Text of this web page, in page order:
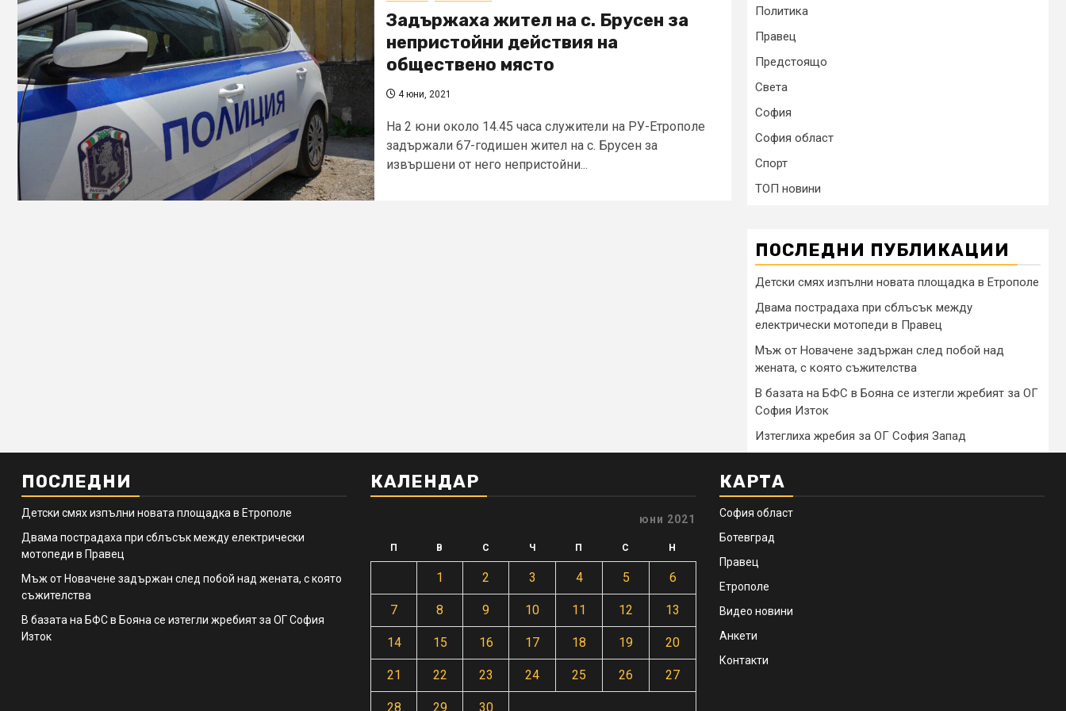
Задържаха жител на с. Брусен за
непристойни действия на
обществено място
4 юни, 2021
На 2 юни около 14.45 часа служители на РУ-Етрополе
задържали 67-годишен жител на с. Брусен за
извършени от него непристойни...
Политика
Правец
Предстоящо
Света
София
София област
Спорт
ТОП новини
ПОСЛЕДНИ ПУБЛИКАЦИИ
Детски смях изпълни новата площадка в Етрополе
Двама пострадаха при сблъсък между
електрически мотопеди в Правец
Мъж от Новачене задържан след побой над
жената, с която съжителства
В базата на БФС в Бояна се изтегли жребият за ОГ
София Изток
Изтеглиха жребия за ОГ София Запад
ПОСЛЕДНИ
Детски смях изпълни новата площадка в Етрополе
Двама пострадаха при сблъсък между електрически
мотопеди в Правец
Мъж от Новачене задържан след побой над жената, с която
съжителства
В базата на БФС в Бояна се изтегли жребият за ОГ София
Изток
КАЛЕНДАР
юни 2021
П В С Ч П С Н
1 2 3 4 5 6
7 8 9 10 11 12 13
14 15 16 17 18 19 20
21 22 23 24 25 26 27
28 29 30
КАРТА
София област
Ботевград
Правец
Етрополе
Видео новини
Анкети
Контакти